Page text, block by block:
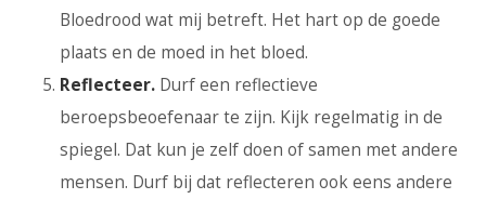
Bloedrood wat mij betreft. Het hart op de goede
plaats en de moed in het bloed.
Reflecteer. Durf een reflectieve
beroepsbeoefenaar te zijn. Kijk regelmatig in de
spiegel. Dat kun je zelf doen of samen met andere
mensen. Durf bij dat reflecteren ook eens andere